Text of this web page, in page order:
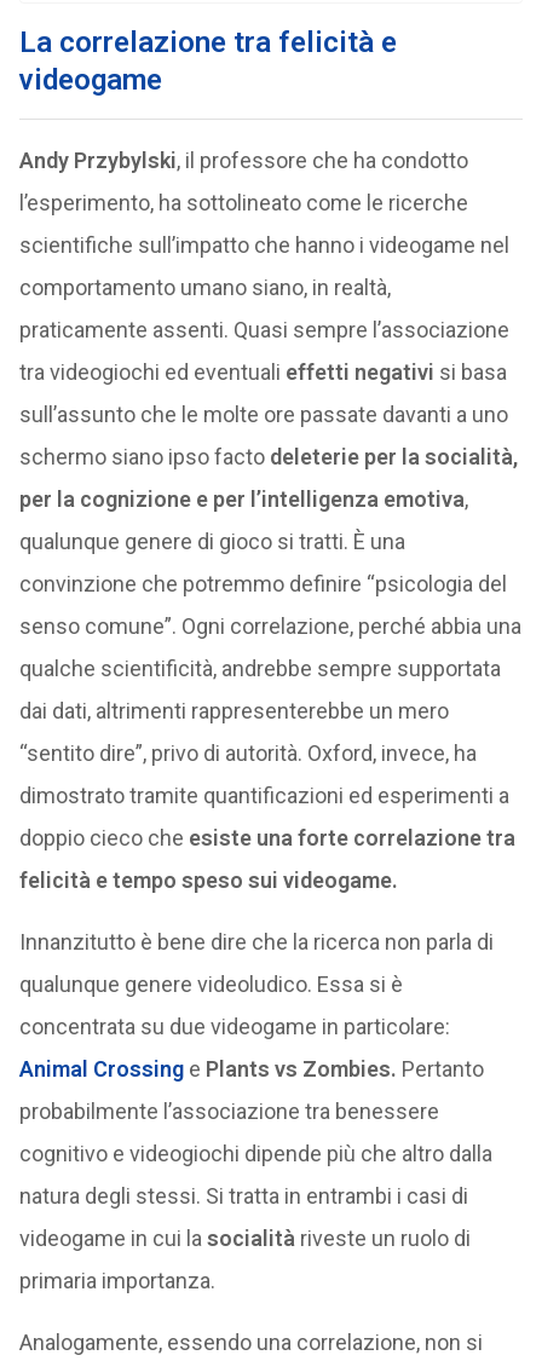
La correlazione tra felicità e
videogame
Andy Przybylski, il professore che ha condotto
l’esperimento, ha sottolineato come le ricerche
scientifiche sull’impatto che hanno i videogame nel
comportamento umano siano, in realtà,
praticamente assenti. Quasi sempre l’associazione
tra videogiochi ed eventuali effetti negativi si basa
sull’assunto che le molte ore passate davanti a uno
schermo siano ipso facto deleterie per la socialità,
per la cognizione e per l’intelligenza emotiva,
qualunque genere di gioco si tratti. È una
convinzione che potremmo definire “psicologia del
senso comune”. Ogni correlazione, perché abbia una
qualche scientificità, andrebbe sempre supportata
dai dati, altrimenti rappresenterebbe un mero
“sentito dire”, privo di autorità. Oxford, invece, ha
dimostrato tramite quantificazioni ed esperimenti a
doppio cieco che esiste una forte correlazione tra
felicità e tempo speso sui videogame.
Innanzitutto è bene dire che la ricerca non parla di
qualunque genere videoludico. Essa si è
concentrata su due videogame in particolare:
Animal Crossinge Plants vs Zombies. Pertanto
probabilmente l’associazione tra benessere
cognitivo e videogiochi dipende più che altro dalla
natura degli stessi. Si tratta in entrambi i casi di
videogame in cui la socialità riveste un ruolo di
primaria importanza.
Analogamente, essendo una correlazione, non si